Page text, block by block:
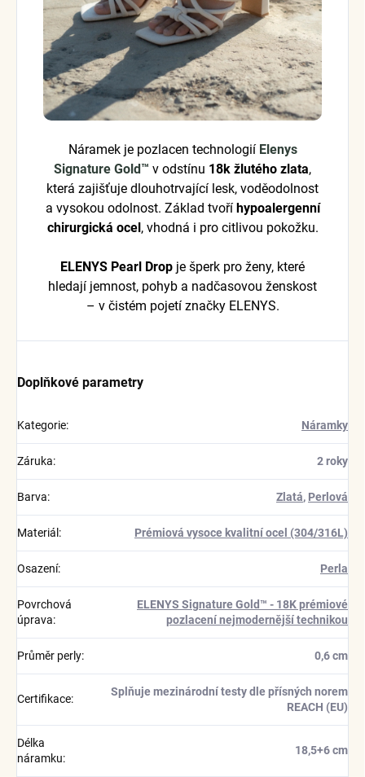
Náramek je pozlacen technologií Elenys
Signature Gold™ v odstínu 18k žlutého zlata,
která zajišťuje dlouhotrvající lesk, voděodolnost
a vysokou odolnost. Základ tvoří hypoalergenní
chirurgická ocel , vhodná i pro citlivou pokožku.
ELENYS Pearl Drop je šperk pro ženy, které
hledají jemnost, pohyb a nadčasovou ženskost
– v čistém pojetí značky ELENYS.
Doplňkové parametry
Kategorie: Náramky
Záruka: 2 roky
Barva: Zlatá, Perlová
Materiál : Prémiová vysoce kvalitní ocel (304/316L)
Osazení: Perla
Povrchová
úprava:
ELENYS Signature Gold™ - 18K prémiové
pozlacení nejmodernější technikou
Průměr perly: 0,6 cm
Certifikace:
Splňuje mezinárodní testy dle přísných norem
REACH (EU)
Délka
náramku:
18,5+6 cm